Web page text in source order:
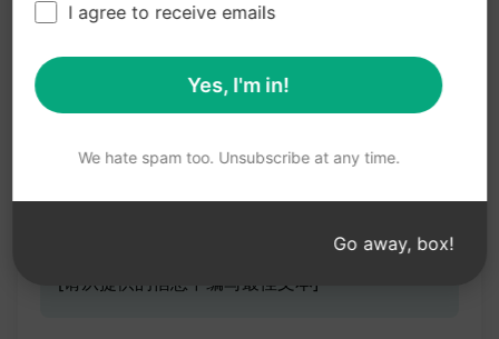
预告片
通过最多三个关键词和300字的描述策略，为
[请从提供的信息中编写最佳文本]
I agree to receive emails
Yes, I'm in!
We hate spam too. Unsubscribe at any time.
Go away, box!